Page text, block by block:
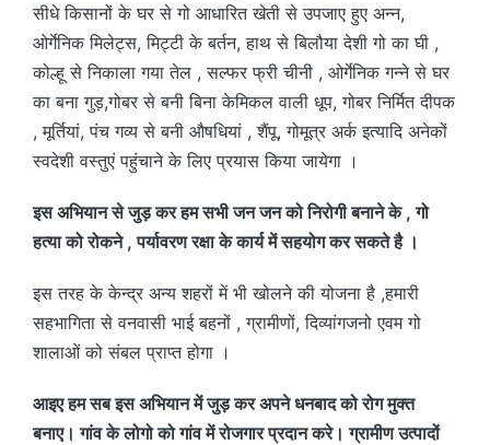
सीधे किसानों के घर से गो आधारित खेती से उपजाए हुए अन्न,
ओर्गेनिक मिलेट्स, मिट्टी के बर्तन, हाथ से बिलौया देशी गो का घी ,
कोल्हू से निकाला गया तेल , सल्फर फ्री चीनी , ओर्गेनिक गन्ने से घर
का बना गुड़,गोबर से बनी बिना केमिकल वाली धूप, गोबर निर्मित दीपक
, मूर्तियां, पंच गव्य से बनी औषधियां , शैंपू, गोमूत्र अर्क इत्यादि अनेकों
स्वदेशी वस्तुएं पहुंचाने के लिए प्रयास किया जायेगा ।
इस अभियान से जुड़ कर हम सभी जन जन को निरोगी बनाने के , गो
हत्या को रोकने , पर्यावरण रक्षा के कार्य में सहयोग कर सकते है ।
इस तरह के केन्द्र अन्य शहरों में भी खोलने की योजना है ,हमारी
सहभागिता से वनवासी भाई बहनों , ग्रामीणों, दिव्यांगजनो एवम गो
शालाओं को संबल प्राप्त होगा ।
आइए हम सब इस अभियान में जुड़ कर अपने धनबाद को रोग मुक्त
बनाए। गांव के लोगो को गांव में रोजगार प्रदान करे। ग्रामीण उत्पादों